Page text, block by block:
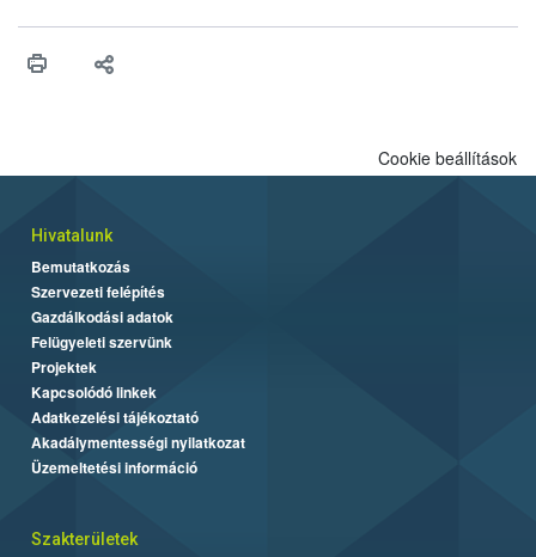
érésű szőlőkben is legyen lehetőség a károsító elleni további
felhasználók számára is elérhető és ökológiai termesztésben is
Cookie beállítások
Hivatalunk
Bemutatkozás
Szervezeti felépítés
Gazdálkodási adatok
Felügyeleti szervünk
Projektek
Kapcsolódó linkek
Adatkezelési tájékoztató
Akadálymentességi nyilatkozat
Üzemeltetési információ
Szakterületek